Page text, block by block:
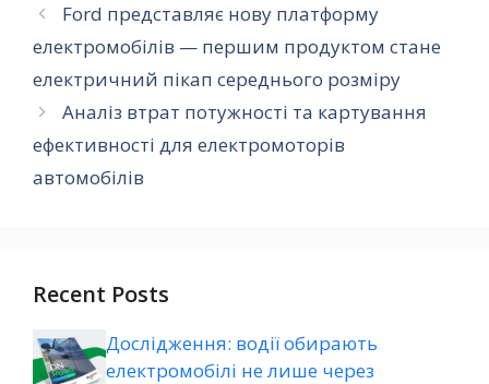
Ford представляє нову платформу
електромобілів — першим продуктом стане
електричний пікап середнього розміру
Аналіз втрат потужності та картування
ефективності для електромоторів
автомобілів
Recent Posts
Дослідження: водії обирають
електромобілі не лише через